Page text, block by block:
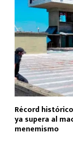
Récord
ya supera al
menemismo